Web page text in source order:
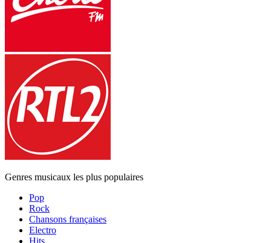
Genres musicaux les plus populaires
Pop
Rock
Chansons françaises
Electro